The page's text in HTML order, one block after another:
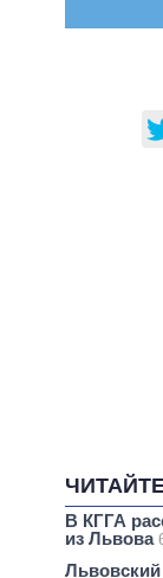
В КГГА
из Львова
Львовский